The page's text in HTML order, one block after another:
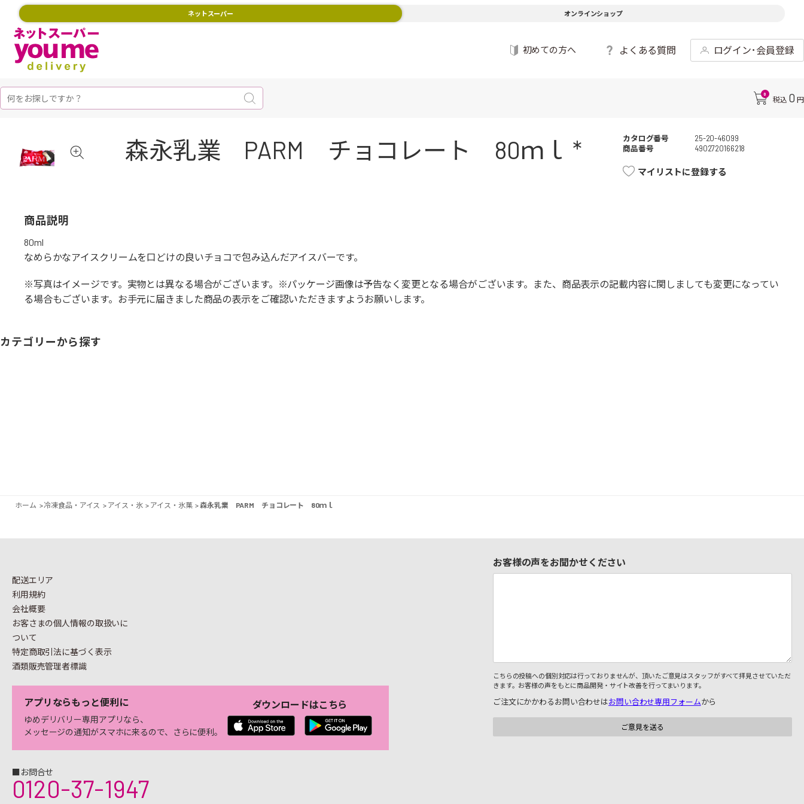
ネットスーパー オンラインショップ
初めての方へ よくある質問 ログイン･会員登録
0
税込 0 円
森永乳業 PARM チョコレート 80ｍｌ * カタログ番号
25-20-46099
商品番号
4902720166218
マイリストに登録する
商品説明
80ml
なめらかなアイスクリームを口どけの良いチョコで包み込んだアイスバーです。
※写真はイメージです。実物とは異なる場合がございます。※パッケージ画像は予告なく変更となる場合がございます。また、商品表示の記載内容に関しましても変更になってい
る場合もございます。お手元に届きました商品の表示をご確認いただきますようお願いします。
カテゴリーから探す
ホーム >冷凍食品・アイス > アイス・氷 > アイス・氷菓 >森永乳業 PARM チョコレート 80ｍｌ
配送エリア
利用規約
会社概要
お客さまの個人情報の取扱いに
ついて
特定商取引法に基づく表示
酒類販売管理者標識
アプリならもっと便利に
ゆめデリバリー専用アプリなら、
メッセージの通知がスマホに来るので、さらに便利。
ダウンロードはこちら
■お問合せ
0120-37-1947
お客様の声をお聞かせください
こちらの投稿への個別対応は行っておりませんが、頂いたご意見はスタッフがすべて拝見させていただ
きます。お客様の声をもとに商品開発・サイト改善を行ってまいります。
ご注文にかかわるお問い合わせはお問い合わせ専用フォームから